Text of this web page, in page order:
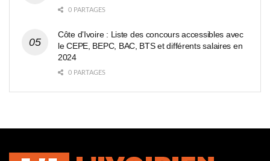
0 PARTAGES
Côte d’Ivoire : Liste des concours accessibles avec
le CEPE, BEPC, BAC, BTS et différents salaires en
2024
0 PARTAGES